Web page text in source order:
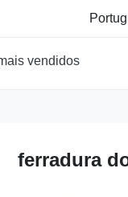
vendidos
ferradura